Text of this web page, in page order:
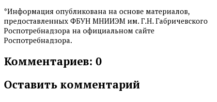
*Информация опубликована на основе материалов,
предоставленных ФБУН МНИИЭМ им. Г.Н. Габричевского
Роспотребнадзора на официальном сайте
Роспотребнадзора.
Комментариев: 0
Оставить комментарий